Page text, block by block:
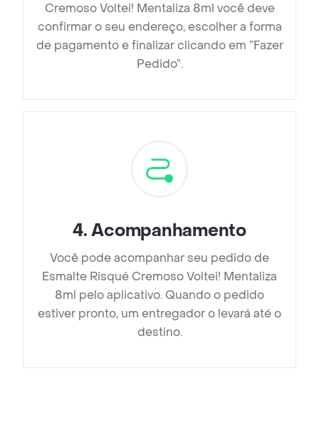
Cremoso Voltei! Mentaliza 8ml você deve
confirmar o seu endereço, escolher a forma
de pagamento e finalizar clicando em ”Fazer
Pedido”.
4.Acompanhamento
Você pode acompanhar seu pedido de
Esmalte Risqué Cremoso Voltei! Mentaliza
8ml pelo aplicativo. Quando o pedido
estiver pronto, um entregador o levará até o
destino.